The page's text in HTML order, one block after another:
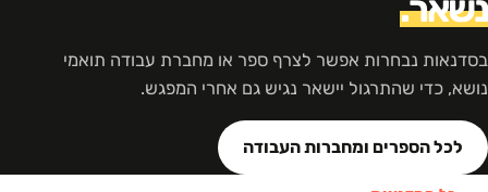
נשאר.
בסדנאות נבחרות אפשר לצרף ספר או מחברת עבודה תואמי
נושא, כדי שהתרגול יישאר נגיש גם אחרי המפגש.
לכל הספרים ומחברות העבודה